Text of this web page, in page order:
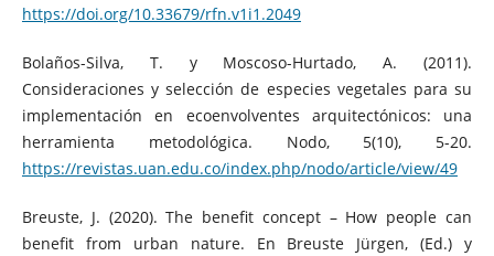
https://doi.org/10.33679/rfn.v1i1.2049
Bolaños-Silva, T. y Moscoso-Hurtado, A. (2011).
Consideraciones y selección de especies vegetales para su
implementación en ecoenvolventes arquitectónicos: una
herramienta metodológica. Nodo, 5(10), 5-20.
https://revistas.uan.edu.co/index.php/nodo/article/view/49
Breuste, J. (2020). The benefit concept – How people can
benefit from urban nature. En Breuste Jürgen, (Ed.) y